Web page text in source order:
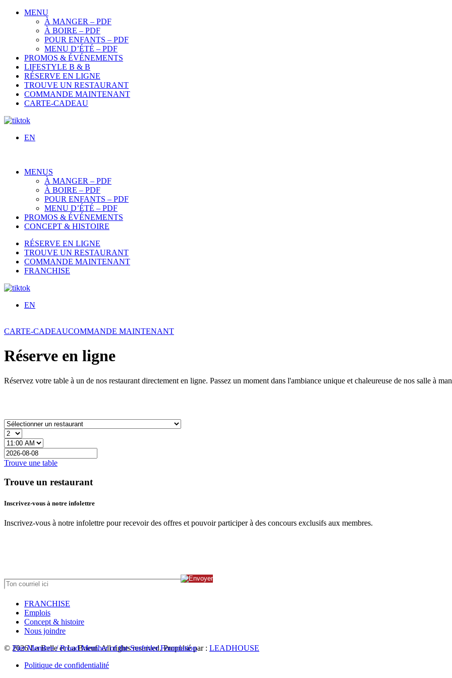
MENU
À MANGER – PDF
À BOIRE – PDF
POUR ENFANTS – PDF
MENU D’ÉTÉ – PDF
PROMOS & ÉVÉNEMENTS
LIFESTYLE B & B
RÉSERVE EN LIGNE
TROUVE UN RESTAURANT
COMMANDE MAINTENANT
CARTE-CADEAU
EN
MENUS
À MANGER – PDF
À BOIRE – PDF
POUR ENFANTS – PDF
MENU D’ÉTÉ – PDF
PROMOS & ÉVÉNEMENTS
CONCEPT & HISTOIRE
RÉSERVE EN LIGNE
TROUVE UN RESTAURANT
COMMANDE MAINTENANT
FRANCHISE
EN
CARTE-CADEAUCOMMANDE MAINTENANT
Réserve en ligne
Réservez votre table à un de nos restaurant directement en ligne. Passez un moment dans l'ambiance unique et chaleureuse de nos salle à
Trouve une table
Trouve un restaurant
Inscrivez-vous à notre infolettre
Inscrivez-vous à notre infolettre pour recevoir des offres et pouvoir participer à des concours exclusifs aux membres.
FRANCHISE
Emplois
Concept & histoire
Nous joindre
Fier Membre / Proud Member of the Surfrider Foundation
© 2026 La Belle et La Boeuf.All rights reserved. Propulsé par : LEADHOUSE
Politique de confidentialité